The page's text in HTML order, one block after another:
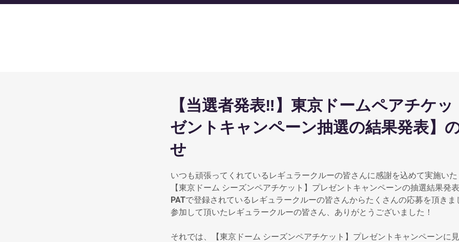
【当選者発表‼】東京ドームペアチケ
ゼントキャンペーン抽選の結果発表】
せ
いつも頑張ってくれているレギュラークルーの皆さんに感謝を込めて実施い
【東京ドーム シーズンペアチケット】プレゼントキャンペーンの抽選結果発
PATで登録されているレギュラークルーの皆さんからたくさんの応募を頂きま
参加して頂いたレギュラークルーの皆さん、ありがとうございました！
それでは、【東京ドーム シーズンペアチケット】プレゼントキャンペーンに